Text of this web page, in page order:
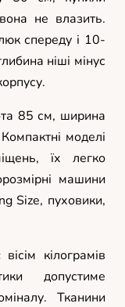
не влазить.
спереду і 10-
ніші мінус
85 см, ширина
моделі
їх легко
машини
Size, пуховики,
кілограмів
допустиме
Тканини